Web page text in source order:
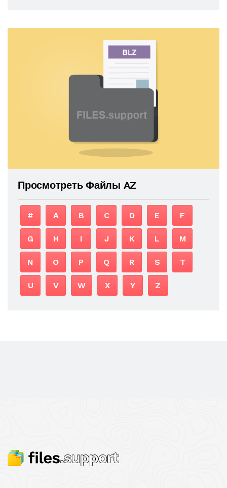
Просмотреть Файлы AZ
# A B C D E F
G H I J K L M
N O P Q R S T
U V W X Y Z